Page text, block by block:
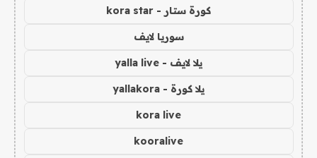
كورة ستار - kora star
سوريا لايف
يلا لايف - yalla live
يلا كورة - yallakora
kora live
kooralive